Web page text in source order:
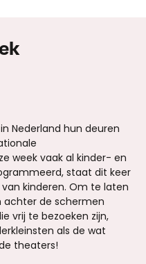
Nederland hun deuren
week vaak al kinder- en
staat dit keer
kinderen. Om te laten
achter de schermen
vrij te bezoeken zijn,
als de wat
theaters!